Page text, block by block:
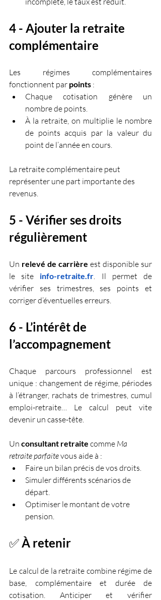
4 - Ajouter la retraite
complémentaire
Les régimes complémentaires
fonctionnent par points :
Chaque cotisation génère un
nombre de points.
À la retraite, on multiplie le nombre
de points acquis par la valeur du
point de l’année en cours.
La retraite complémentaire peut
représenter une part importante des
revenus.
5 - Vérifier ses droits
régulièrement
Un relevé de carrière est disponible sur
le site
info-retraite.fr. Il permet de
vérifier ses trimestres, ses points et
corriger d’éventuelles erreurs.
6 - L’intérêt de
l’accompagnement
Chaque parcours professionnel est
unique : changement de régime, périodes
à l’étranger, rachats de trimestres, cumul
emploi-retraite… Le calcul peut vite
devenir un casse-tête.
Un consultant retraite comme Ma
retraite parfaite vous aide à :
Faire un bilan précis de vos droits.
Simuler différents scénarios de
départ.
Optimiser le montant de votre
pension.
✅ À retenir
Le calcul de la retraite combine régime de
base, complémentaire et durée de
cotisation. Anticiper et vérifier